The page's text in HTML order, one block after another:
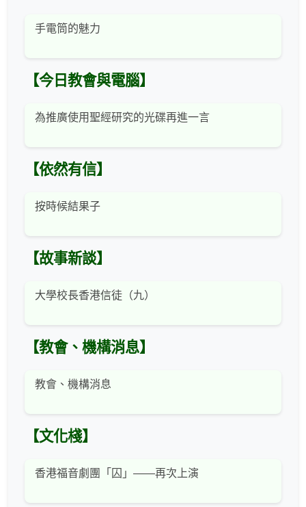
手電筒的魅力
【今日教會與電腦】
為推廣使用聖經研究的光碟再進一言
【依然有信】
按時候結果子
【故事新談】
大學校長香港信徒（九）
【教會、機構消息】
教會、機構消息
【文化棧】
香港福音劇團「囚」——再次上演